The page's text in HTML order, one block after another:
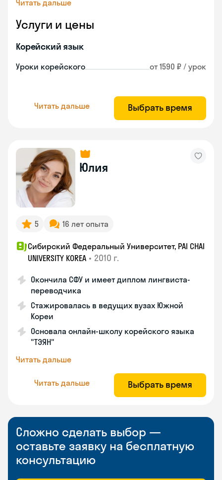
Читать дальше
Услуги и цены
Корейский язык
Уроки корейского от 1590 ₽ / урок
Читать дальше Выбрать время
Юлия
5 16 лет опыта
Сибирский Федеральный Университет, PAI CHAI
UNIVERSITY KOREA • 2010 г.
Окончила СФУ и имеет диплом лингвиста-
переводчика
Стажировалась в ведущих вузах Южной
Кореи
Основала онлайн-школу корейского языка
"ТЭЯН"
Читать дальше
Читать дальше Выбрать время
Сложно сделать выбор —
оставьте заявку на бесплатную
консультацию